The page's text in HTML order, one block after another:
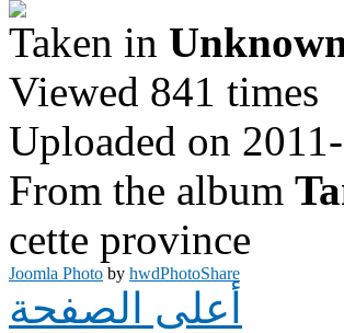
Taken in
Viewed 841 times
Uploaded on
From the album
cette province
Joomla Photo by hwdPhotoShare
أعلى الصفحة